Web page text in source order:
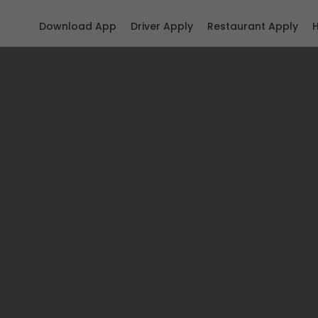
Restaurant Apply
Driver Apply
Download App